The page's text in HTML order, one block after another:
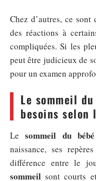
Chez d’autres, ce
des réactions à
compliquées. Si les
peut être judicieux de
pour un examen
Le sommeil
besoins selon
Lesommeil du bébé
naissance, ses
différence entre le
sommeil sont courts